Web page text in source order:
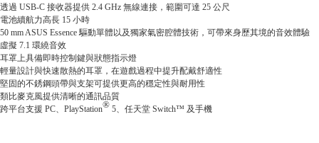
透過 USB-C 接收器提供 2.4 GHz 無線連接，範圍可達 25 公尺
電池續航力高長 15 小時
50 mm ASUS Essence 驅動單體以及獨家氣密腔體技術，可帶來身歷其境的音效體驗
虛擬 7.1 環繞音效
耳罩上具備即時控制鍵與狀態指示燈
輕量設計與快速散熱的耳罩，在遊戲過程中提升配戴舒適性
堅固的不銹鋼頭帶與支架可提供更高的穩定性與耐用性
類比麥克風提供清晰的通訊品質
跨平台支援 PC、PlayStation® 5、任天堂 Switch™ 及手機